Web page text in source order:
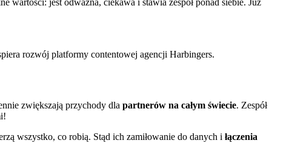
rozwój platformy contentowej agencji Harbingers.
zwiększają przychody dla partnerów na całym świecie. Zespół
wszystko, co robią. Stąd ich zamiłowanie do danych i łączenia